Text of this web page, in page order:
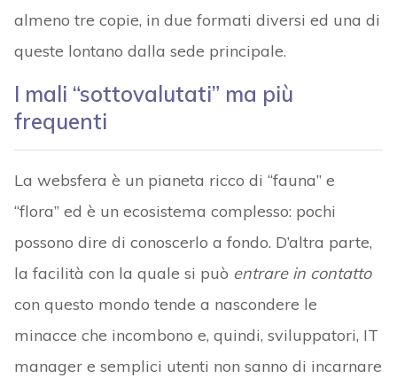
almeno tre copie, in due formati diversi ed una di
queste lontano dalla sede principale.
I mali “sottovalutati” ma più
frequenti
La websfera è un pianeta ricco di “fauna” e
“flora” ed è un ecosistema complesso: pochi
possono dire di conoscerlo a fondo. D’altra parte,
la facilità con la quale si può entrare in contatto
con questo mondo tende a nascondere le
minacce che incombono e, quindi, sviluppatori, IT
manager e semplici utenti non sanno di incarnare